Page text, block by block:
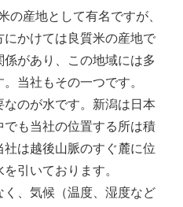
の産地として有名ですが、
にかけては良質米の産地で
があり、この地域には多
当社もその一つです。
のが水です。新潟は日本
も当社の位置する所は積
は越後山脈のすぐ麓に位
引いております。
、気候（温度、湿度など